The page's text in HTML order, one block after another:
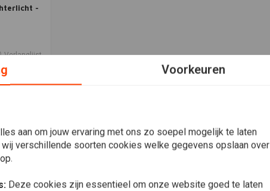
-
Verlanglijst
Voorkeuren
aan om jouw ervaring met ons zo soepel mogelijk te laten
verschillende soorten cookies welke gegevens opslaan over
Deze cookies zijn essentieel om onze website goed te laten